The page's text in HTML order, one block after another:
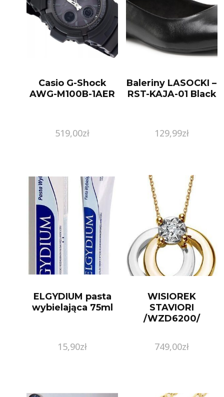
Casio G-Shock
AWG-M100B-1AER
519,00zł
Baleriny LASOCKI –
RST-KAJA-01 Black
129,99zł
ELGYDIUM pasta
wybielająca 75ml
15,90zł
WISIOREK
STAVIORI
/WZD6200/
749,00zł